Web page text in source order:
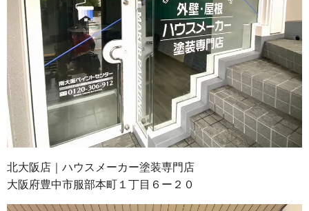
北大阪店｜ハウスメーカー塗装専門店
大阪府豊中市服部本町１丁目６ー２０